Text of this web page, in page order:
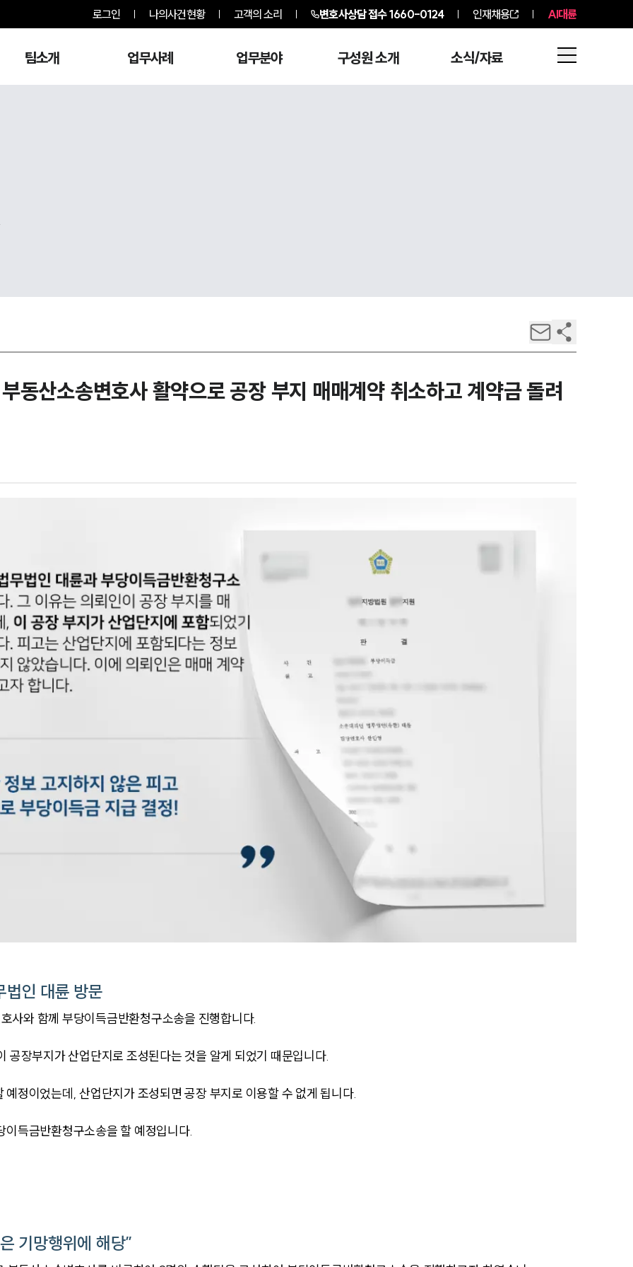
로그인 나의사건현황 고객의 소리 변호사상담 접수1660-0124 인재채용 AI대륜
팀소개 업무사례 업무분야 구성원 소개 소식/자료
동산소송변호사 활약으로 공장 부지 매매계약 취소하고 계약금 돌려
법인 대륜 방문
사와 함께 부당이득금반환청구소송을 진행합니다.
공장부지가 산업단지로 조성된다는 것을 알게 되었기 때문입니다.
정이었는데, 산업단지가 조성되면 공장 부지로 이용할 수 없게 됩니다.
득금반환청구소송을 할 예정입니다.
기망행위에 해당”